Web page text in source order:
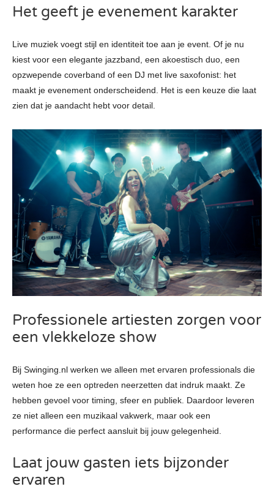
Het geeft je evenement karakter
Live muziek voegt stijl en identiteit toe aan je event. Of je nu
kiest voor een elegante jazzband, een akoestisch duo, een
opzwepende coverband of een DJ met live saxofonist: het
maakt je evenement onderscheidend. Het is een keuze die laat
zien dat je aandacht hebt voor detail.
Professionele artiesten zorgen voor
een vlekkeloze show
Bij Swinging.nl werken we alleen met ervaren professionals die
weten hoe ze een optreden neerzetten dat indruk maakt. Ze
hebben gevoel voor timing, sfeer en publiek. Daardoor leveren
ze niet alleen een muzikaal vakwerk, maar ook een
performance die perfect aansluit bij jouw gelegenheid.
Laat jouw gasten iets bijzonder
ervaren